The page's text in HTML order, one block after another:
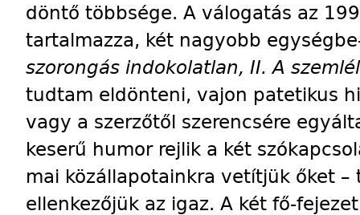
döntő többsége. A válogatás az
tartalmazza, két nagyobb
szorongás indokolatlan, II. A
tudtam eldönteni, vajon patetikus
vagy a szerzőtől szerencsére
keserű humor rejlik a két
mai közállapotainkra vetítjük őket
ellenkezőjük az igaz. A két fő-